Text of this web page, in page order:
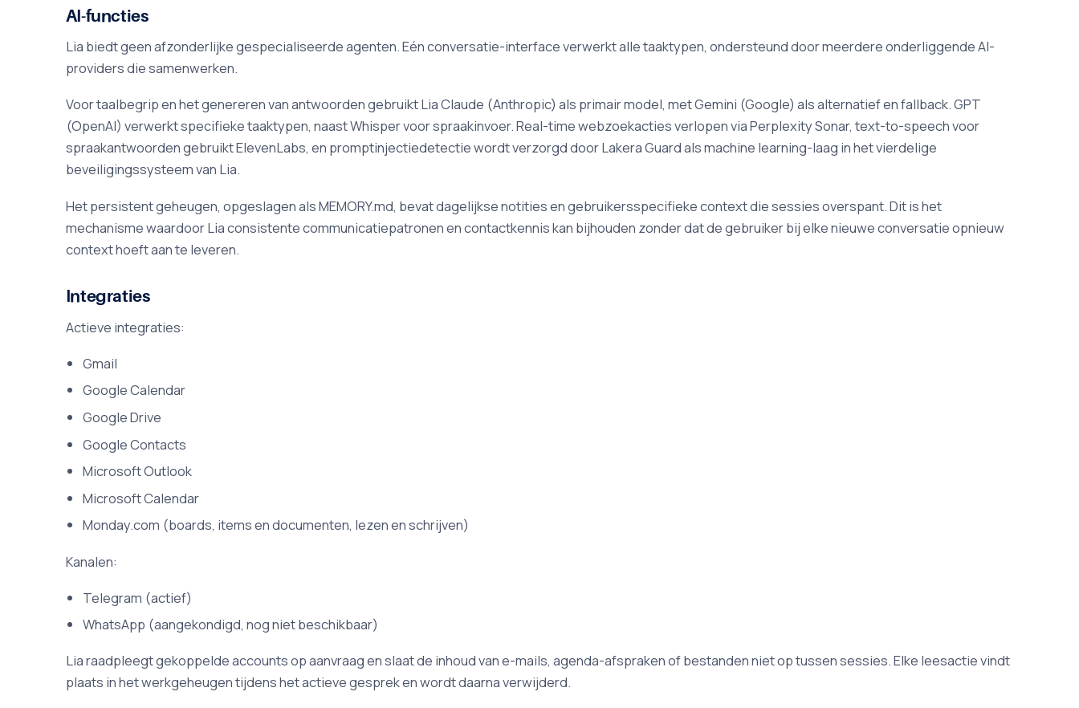
AI-functies
Lia biedt geen afzonderlijke gespecialiseerde agenten. Eén conversatie-interface verwerkt alle taaktypen, ondersteund door meerdere onderliggende AI-
providers die samenwerken.
Voor taalbegrip en het genereren van antwoorden gebruikt Lia Claude (Anthropic) als primair model, met Gemini (Google) als alternatief en fallback. GPT
(OpenAI) verwerkt specifieke taaktypen, naast Whisper voor spraakinvoer. Real-time webzoekacties verlopen via Perplexity Sonar, text-to-speech voor
spraakantwoorden gebruikt ElevenLabs, en promptinjectiedetectie wordt verzorgd door Lakera Guard als machine learning-laag in het vierdelige
beveiligingssysteem van Lia.
Het persistent geheugen, opgeslagen als MEMORY.md, bevat dagelijkse notities en gebruikersspecifieke context die sessies overspant. Dit is het
mechanisme waardoor Lia consistente communicatiepatronen en contactkennis kan bijhouden zonder dat de gebruiker bij elke nieuwe conversatie opnieuw
context hoeft aan te leveren.
Integraties
Actieve integraties:
Gmail
Google Calendar
Google Drive
Google Contacts
Microsoft Outlook
Microsoft Calendar
Monday.com (boards, items en documenten, lezen en schrijven)
Kanalen:
Telegram (actief)
WhatsApp (aangekondigd, nog niet beschikbaar)
Lia raadpleegt gekoppelde accounts op aanvraag en slaat de inhoud van e-mails, agenda-afspraken of bestanden niet op tussen sessies. Elke leesactie vindt
plaats in het werkgeheugen tijdens het actieve gesprek en wordt daarna verwijderd.